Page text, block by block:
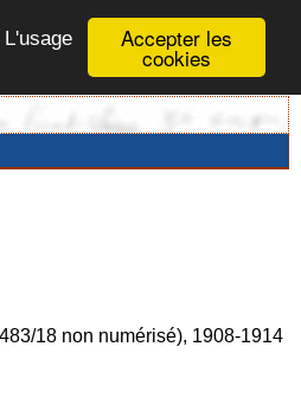
Accepter les
cookies
18 non numérisé), 1908-1914